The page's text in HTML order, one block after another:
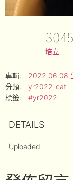
培立
專輯:
2022.06.08
分類:
yr2022-cat
標籤:
#yr2022
DETAILS
Uploaded